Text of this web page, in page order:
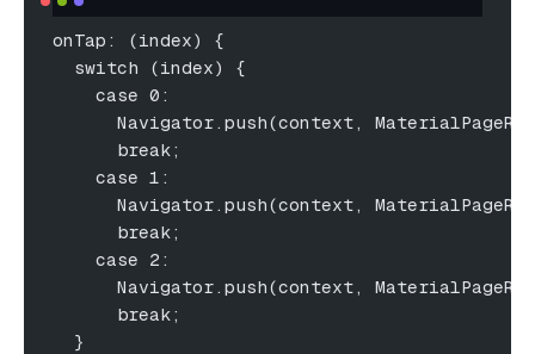
onTap: (index) {
  switch (index) {
    case 0:
Navigator.push(context,
      break;
    case 1:
Navigator.push(context,
      break;
    case 2:
Navigator.push(context,
      break;
  }